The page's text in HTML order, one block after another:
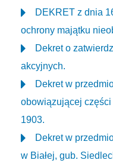
DEKRET z dnia
ochrony majątku
Dekret o
akcyjnych.
Dekret w
obowiązującej
1903.
Dekret w
w Białej, gub.